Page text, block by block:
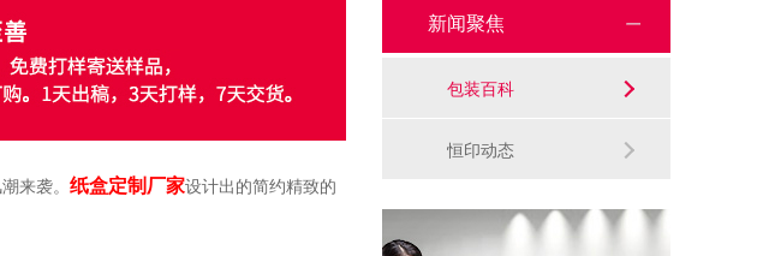
来袭。 纸盒定制厂家设计出的简约精致的
新闻聚焦
包装百科
恒印动态